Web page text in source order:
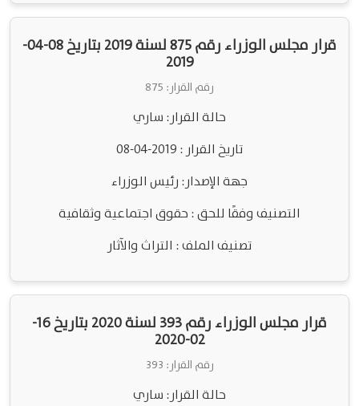
قرار مجلس الوزراء رقم 875 لسنة 2019 بتاريخ 08-04-
2019
رقم القرار: 875
حالة القرار: ساري
تاريخ القرار : 2019-04-08
جهة الإصدار: رئيس الوزراء
التصنيف وفقًا للحق : حقوق اجتماعية وثقافية
تصنيف الملف : التراث والآثار
قرار مجلس الوزراء رقم 393 لسنة 2020 بتاريخ 16-
02-2020
رقم القرار: 393
حالة القرار: ساري